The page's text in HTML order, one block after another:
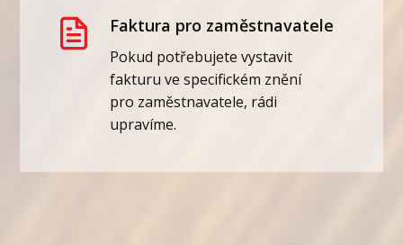
Faktura pro zaměstnavatele
Pokud potřebujete vystavit
fakturu ve specifickém znění
pro zaměstnavatele, rádi
upravíme.